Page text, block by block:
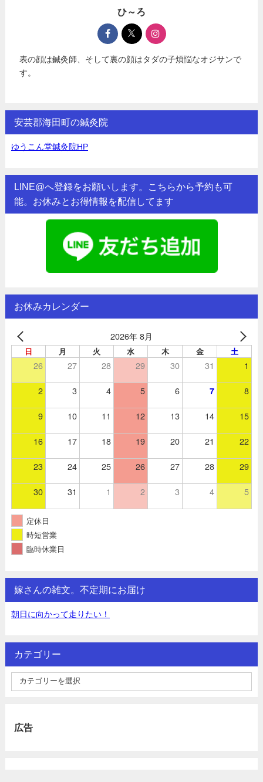
ひ～ろ
表の顔は鍼灸師、そして裏の顔はタダの子煩悩なオジサンで
す。
安芸郡海田町の鍼灸院
ゆうこん堂鍼灸院HP
LINE@へ登録をお願いします。こちらから予約も可
能。お休みとお得情報を配信してます
お休みカレンダー
2026年 8月
日 月 火 水 木 金 土
26 27 28 29 30 31 1
2 3 4 5 6 7 8
9 10 11 12 13 14 15
16 17 18 19 20 21 22
23 24 25 26 27 28 29
30 31 1 2 3 4 5
定休日
時短営業
臨時休業日
嫁さんの雑文。不定期にお届け
朝日に向かって走りたい！
カテゴリー
広告